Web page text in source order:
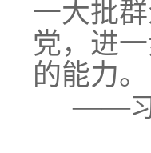
一大批
党，进
的能力。
——